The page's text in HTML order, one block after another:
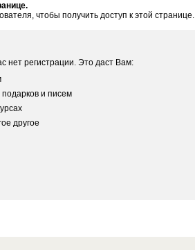
чтобы получить доступ к этой странице.
нет регистрации. Это даст Вам:
и писем
другое